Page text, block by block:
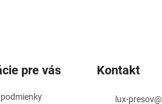
pre vás Kontakt
lux-presov@